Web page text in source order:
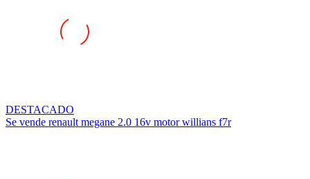
Se vende renault megane 2.0 16v motor willians f7r